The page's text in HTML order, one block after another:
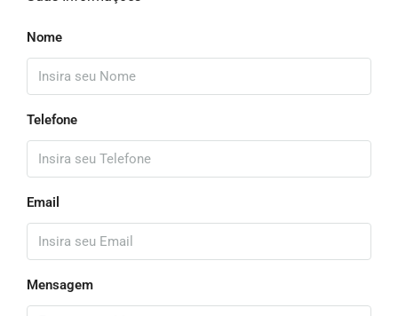
Nome
Telefone
Email
Mensagem